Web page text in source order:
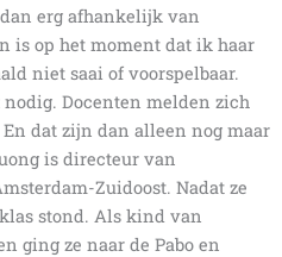
erg afhankelijk van
is op het moment dat ik haar
niet saai of voorspelbaar.
Docenten melden zich
dat zijn dan alleen nog maar
is directeur van
Zuidoost. Nadat ze
stond. Als kind van
ging ze naar de Pabo en